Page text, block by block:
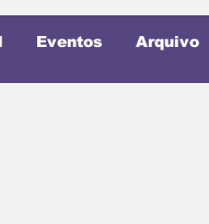
Eventos Arquivo